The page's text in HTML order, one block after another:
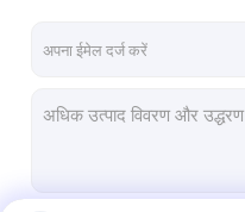
खाद्य जाल बेल्ट
सोलर फोटोवोल्टिक मेश बेल्ट